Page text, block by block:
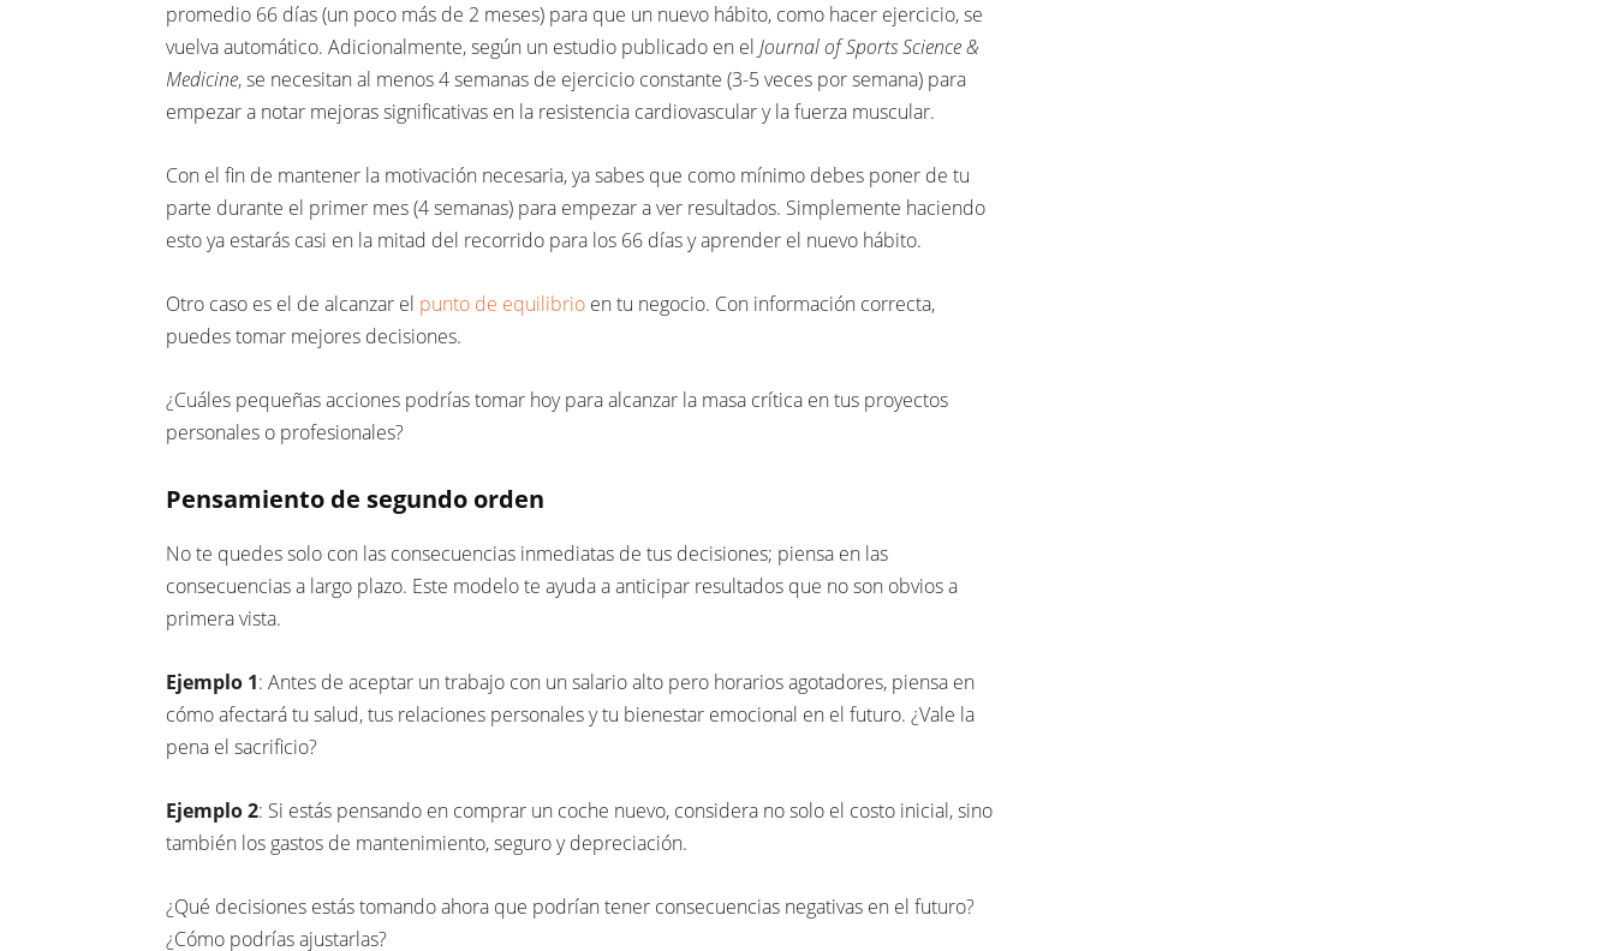
promedio 66 días (un poco más de 2 meses) para que un nuevo hábito, como hacer ejercicio, se
vuelva automático. Adicionalmente, según un estudio publicado en el Journal of Sports Science &
Medicine, se necesitan al menos 4 semanas de ejercicio constante (3-5 veces por semana) para
empezar a notar mejoras significativas en la resistencia cardiovascular y la fuerza muscular.
Con el fin de mantener la motivación necesaria, ya sabes que como mínimo debes poner de tu
parte durante el primer mes (4 semanas) para empezar a ver resultados. Simplemente haciendo
esto ya estarás casi en la mitad del recorrido para los 66 días y aprender el nuevo hábito.
Otro caso es el de alcanzar el punto de equilibrio en tu negocio. Con información correcta,
puedes tomar mejores decisiones.
¿Cuáles pequeñas acciones podrías tomar hoy para alcanzar la masa crítica en tus proyectos
personales o profesionales?
Pensamiento de segundo orden
No te quedes solo con las consecuencias inmediatas de tus decisiones; piensa en las
consecuencias a largo plazo. Este modelo te ayuda a anticipar resultados que no son obvios a
primera vista.
Ejemplo 1: Antes de aceptar un trabajo con un salario alto pero horarios agotadores, piensa en
cómo afectará tu salud, tus relaciones personales y tu bienestar emocional en el futuro. ¿Vale la
pena el sacrificio?
Ejemplo 2: Si estás pensando en comprar un coche nuevo, considera no solo el costo inicial, sino
también los gastos de mantenimiento, seguro y depreciación.
¿Qué decisiones estás tomando ahora que podrían tener consecuencias negativas en el futuro?
¿Cómo podrías ajustarlas?